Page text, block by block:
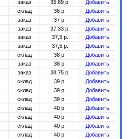
заказ 35,89 р.
Добавить
склад 36 р.
Добавить
заказ 37 р.
Добавить
заказ 37,33 р.
Добавить
заказ 37,5 р.
Добавить
заказ 37,5 р.
Добавить
склад 38 р.
Добавить
заказ 38 р.
Добавить
заказ 38,75 р.
Добавить
склад 39 р.
Добавить
склад 39 р.
Добавить
склад 39 р.
Добавить
склад 40 р.
Добавить
склад 40 р.
Добавить
склад 40 р.
Добавить
склад 40 р.
Добавить